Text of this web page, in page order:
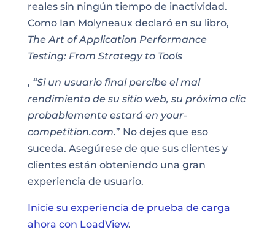
reales sin ningún tiempo de inactividad.
Como Ian Molyneaux declaró en su libro,
The Art of Application Performance
Testing: From Strategy to Tools
, “Si un usuario final percibe el mal
rendimiento de su sitio web, su próximo clic
probablemente estará en your-
competition.com.” No dejes que eso
suceda. Asegúrese de que sus clientes y
clientes están obteniendo una gran
experiencia de usuario.
Inicie su experiencia de prueba de carga
ahora con LoadView.